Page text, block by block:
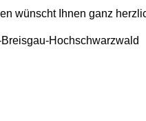
wünscht Ihnen ganz
Hochschwarzwald